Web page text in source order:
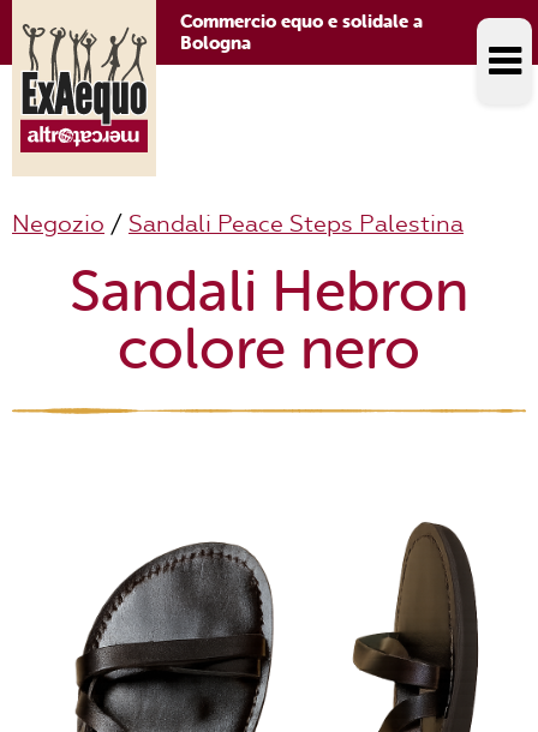
Commercio equo e solidale a
Bologna
Negozio / Sandali Peace Steps Palestina
Sandali Hebron
colore nero